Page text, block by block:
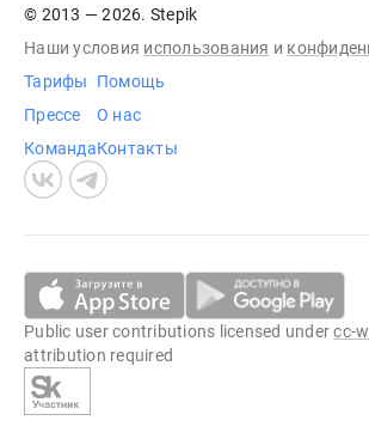
© 2013 — 2026. Stepik
Наши условия использования и
Тарифы
Прессе
Команда
Помощь
О нас
Контакты
Public user contributions licensed undercc-
attribution required